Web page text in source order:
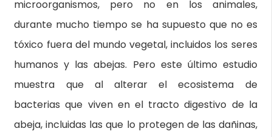
microorganismos, pero no en los animales,
durante mucho tiempo se ha supuesto que no es
tóxico fuera del mundo vegetal, incluidos los seres
humanos y las abejas. Pero este último estudio
muestra que al alterar el ecosistema de
bacterias que viven en el tracto digestivo de la
abeja, incluidas las que lo protegen de las dañinas,